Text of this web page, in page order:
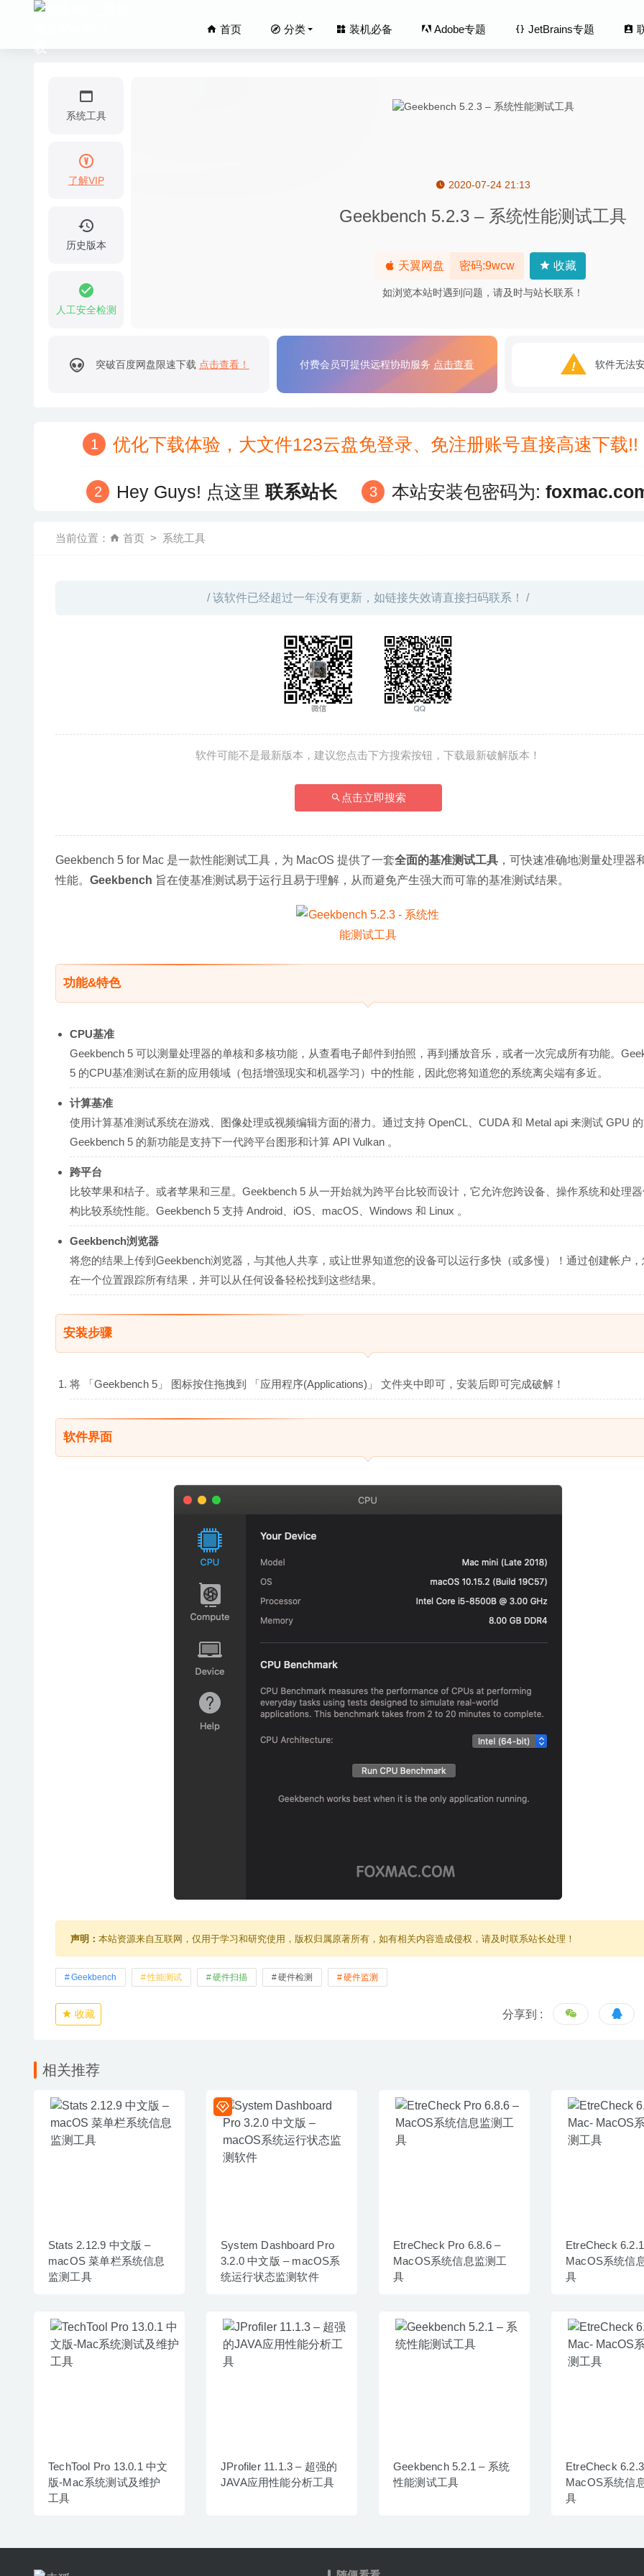
首页 分类 装机必备 Adobe专题 JetBrains专题
系统工具
了解VIP
历史版本
人工安全检测
2020-07-24 21:13
Geekbench 5.2.3 – 系统性能测试工具
天翼网盘 密码:9wcw 收藏
如浏览本站时遇到问题，请及时与站长联系！
突破百度网盘限速下载 点击查看！ 付费会员可提供远程协助服务 点击查看 软件无法
优化下载体验，大文件123云盘免登录、免注册账号直接高速下
Hey Guys! 点这里联系站长 本站安装包密码为:
当前位置： 首页 系统工具
/ 该软件已经超过一年没有更新，如链接失效请直接扫码联系！ /
软件可能不是最新版本，建议您点击下方搜索按钮，下载最新破解版本！
点击立即搜索
Geekbench 5 for Mac 是一款性能测试工具，为 MacOS 提供了一套全面的基准测试工具 ，可快速准确地测量处理器
性能。 Geekbench 旨在使基准测试易于运行且易于理解，从而避免产生强大而可靠的基准测试结果。
功能&特色
CPU基准
Geekbench 5 可以测量处理器的单核和多核功能，从查看电子邮件到拍照，再到播放音乐，或者一次完成所有功能。
5 的CPU基准测试在新的应用领域（包括增强现实和机器学习）中的性能，因此您将知道您的系统离尖端有多近。
计算基准
使用计算基准测试系统在游戏、图像处理或视频编辑方面的潜力。通过支持 OpenCL、CUDA 和 Metal api 来测试 GPU
Geekbench 5 的新功能是支持下一代跨平台图形和计算 API Vulkan 。
跨平台
比较苹果和桔子。或者苹果和三星。Geekbench 5 从一开始就为跨平台比较而设计，它允许您跨设备、操作系统和处理
构比较系统性能。Geekbench 5 支持 Android、iOS、macOS、Windows 和 Linux 。
Geekbench浏览器
将您的结果上传到Geekbench浏览器，与其他人共享，或让世界知道您的设备可以运行多快（或多慢）！通过创建帐户
在一个位置跟踪所有结果，并可以从任何设备轻松找到这些结果。
安装步骤
将 「Geekbench 5」 图标按住拖拽到 「应用程序(Applications)」 文件夹中即可，安装后即可完成破解！
软件界面
声明： 本站资源来自互联网，仅用于学习和研究使用，版权归属原著所有，如有相关内容造成侵权，请及时联系站长处理！
Geekbench 性能测试 硬件扫描 硬件检测 硬件监测
收藏 分享到 :
相关推荐
Stats 2.12.9 中文版 –
macOS 菜单栏系统信息
监测工具
System Dashboard Pro
3.2.0 中文版 – macOS系
统运行状态监测软件
EtreCheck Pro 6.8.6 –
MacOS系统信息监测工
具
EtreCheck
MacOS系统信
具
TechTool Pro 13.0.1 中文
版-Mac系统测试及维护
工具
JProfiler 11.1.3 – 超强的
JAVA应用性能分析工具
Geekbench 5.2.1 – 系统
性能测试工具
EtreCheck
MacOS系统信
具
MarsEdit 4.3.7 for Mac- 优秀的博客写作软件 2020-03-15
Iridient Developer 5.5.0 – 非常专业的RAW转换工具 2026-06-11
SILKYPIX Developer Studio Pro 11.0.18.0 – 方便直观的RAW照片处理工